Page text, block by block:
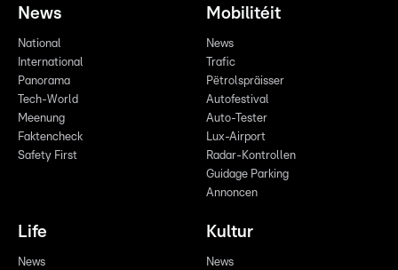
News
National
International
Panorama
Tech-World
Meenung
Faktencheck
Safety First
Mobilitéit
News
Trafic
Pëtrolspräisser
Autofestival
Auto-Tester
Lux-Airport
Radar-Kontrollen
Guidage Parking
Annoncen
Life
News
Kultur
News